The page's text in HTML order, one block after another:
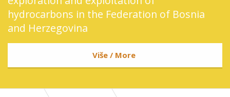
hydrocarbons in the Federation of Bosnia
and Herzegovina
Više / More